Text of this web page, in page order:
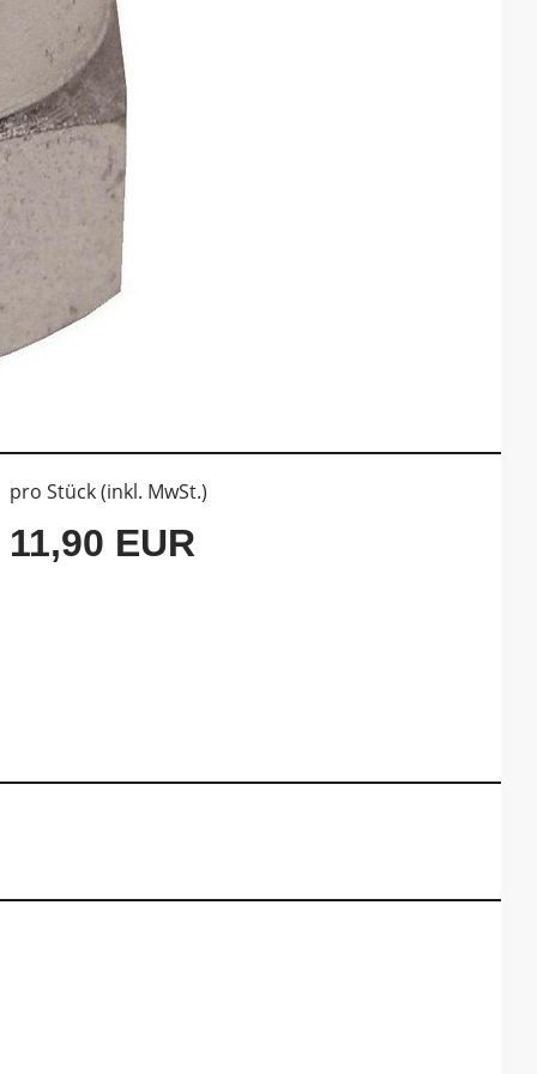
pro Stück (inkl. MwSt.)
11,90 EUR